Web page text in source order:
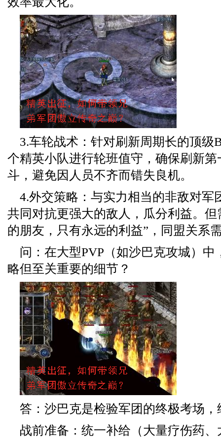
3.车轮战术：针对刷新周期长的顶级
个精英小队进行轮班值守，确保刷新
斗，避免因人员不齐而错失良机。
4.外交策略：与实力相当的非敌对军
共同对抗更强大的敌人，瓜分利益。但
的朋友，只有永远的利益”，同盟关系
问：在大型PVP（如沙巴克攻城）中
略但至关重要的细节？
答：沙巴克是检验军团的终极考场
战前准备：统一补给（大量疗伤药